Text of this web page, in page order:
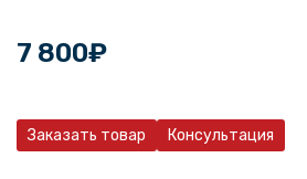
7 800₽
Заказать товар Консультация